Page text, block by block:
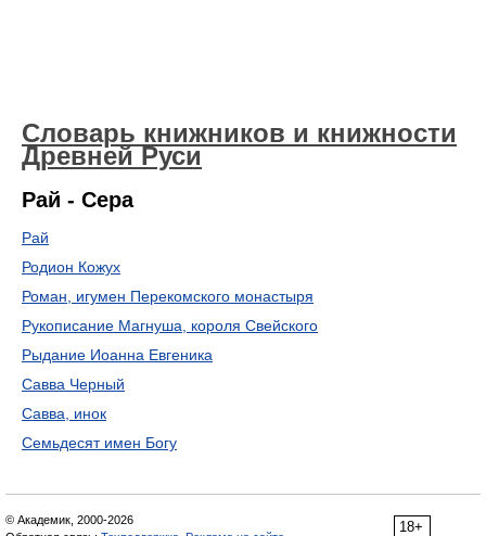
Словарь книжников и книжности
Древней Руси
Рай - Сера
Рай
Родион Кожух
Роман, игумен Перекомского монастыря
Рукописание Магнуша, короля Свейского
Рыдание Иоанна Евгеника
Савва Черный
Савва, инок
Семьдесят имен Богу
18+
© Академик, 2000-2026